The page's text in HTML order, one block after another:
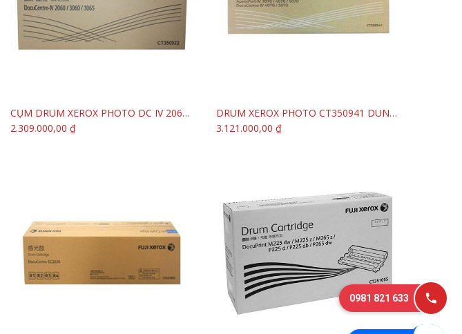
Thêm vào giỏ hàng
CỤM DRUM XEROX PHOTO DC IV 2060/3060/3065
2.309.000,00 ₫
Thêm vào giỏ hàng
DRUM XEROX PHOTO CT350941 DUNG CHO XEROX DC IV 4070/5070
3.121.000,00 ₫
0981 821 633